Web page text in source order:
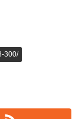
300/